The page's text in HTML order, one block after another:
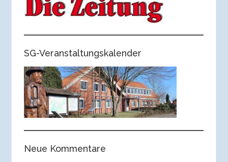
SG-Veranstaltungskalender
Neue Kommentare